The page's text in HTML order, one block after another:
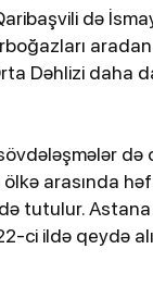
də
Dəhlizi daha
arasında
tutulur.
ci ildə qeydə